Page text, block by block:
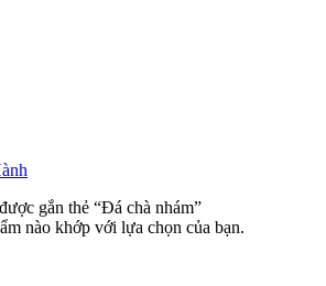
gắn thẻ “Đá chà nhám”
nào khớp với lựa chọn của bạn.